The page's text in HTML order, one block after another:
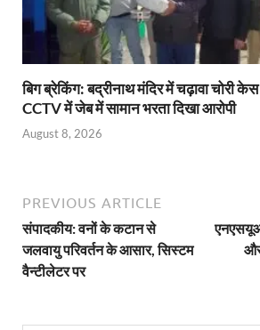
बिग ब्रेकिंग: बद्रीनाथ मंदिर में चढ़ावा चोरी केस
CCTV में जेब में सामान भरता दिखा आरोपी
August 8, 2026
PREVIOUS ARTICLE
संपादकीय: वनों के कटान से
जलवायु परिवर्तन के आसार, सिस्टम
वैन्टीलेटर पर